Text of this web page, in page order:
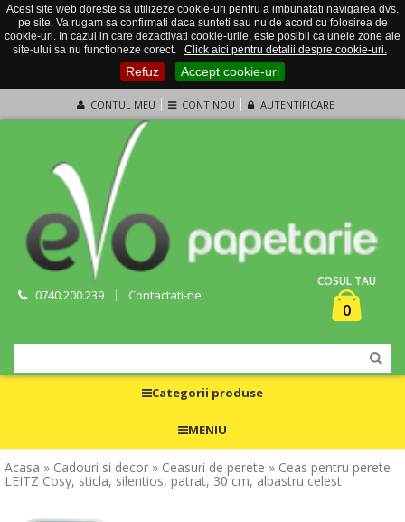
Acest site web doreste sa utilizeze cookie-uri pentru a imbunatati navigarea dvs.
pe site. Va rugam sa confirmati daca sunteti sau nu de acord cu folosirea de
cookie-uri. In cazul in care dezactivati cookie-urile, este posibil ca unele zone ale
site-ului sa nu functioneze corect.
Click aici pentru detalii despre cookie-uri.
Refuz Accept cookie-uri
CONTUL MEU CONT NOU AUTENTIFICARE
0740.200.239 Contactati-ne
COSUL TAU
0
Categorii produse
MENIU
Acasa » Cadouri si decor » Ceasuri de perete » Ceas pentru perete
LEITZ Cosy, sticla, silentios, patrat, 30 cm, albastru celest